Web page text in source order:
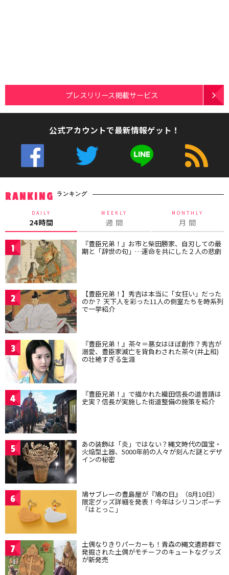
プレスリリース掲載サービス
公式アカウントで最新情報ゲット！
RANKING ランキング
DAILY
24時間
WEEKLY
週 間
MONTHLY
月 間
1 『豊臣兄弟！』お市と柴田勝家、自刃しての最
期と「辞世の句」…運命を共にした２人の悲劇
2 【豊臣兄弟！】秀吉は本当に「女狂い」だった
のか？ 天下人を彩った11人の側室たちを時系列
で一挙紹介
3 『豊臣兄弟！』茶々＝悪女はほぼ創作？秀吉が
溺愛、豊臣家滅亡を背負わされた茶々(井上和)
の壮絶すぎる生涯
4 『豊臣兄弟！』で描かれた織田信長の道普請は
史実？信長が実施した街道整備の施策を紹介
5 あの装飾は「炎」ではない？縄文時代の国宝・
火焔型土器、5000年前の人々が刻んだ謎とデザ
インの秘密
6 鳩サブレーの豊島屋が『鳩の日』（8月10日）
限定グッズ詳細を発表！今年はシリコンポーチ
「はとっこ」
7 土偶なりきりパーカーも！青森の縄文遺跡群で
発掘された土偶がモチーフのキュートなグッズ
が新発売